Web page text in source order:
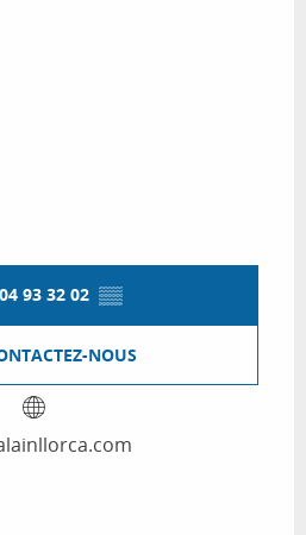
04 93 32 02 ▒▒
NOUS